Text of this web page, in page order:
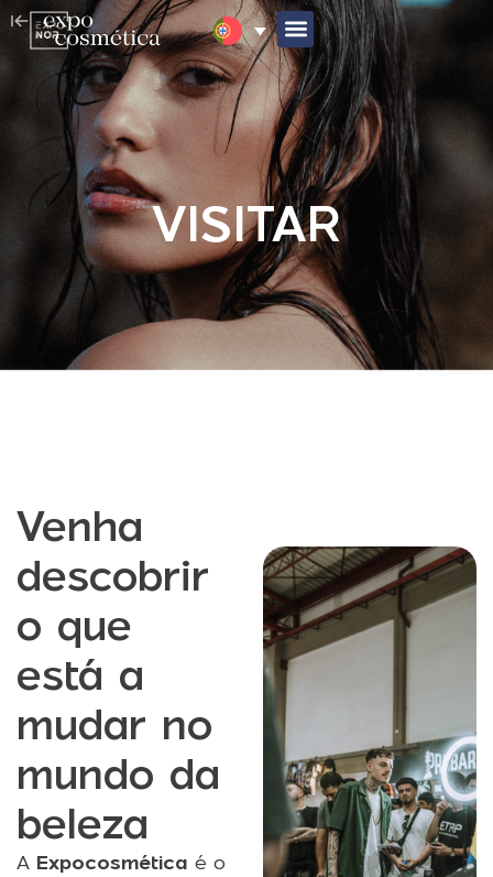
VISITAR
Venha
descobrir
o que
está a
mudar no
mundo da
beleza
A Expocosmética é o